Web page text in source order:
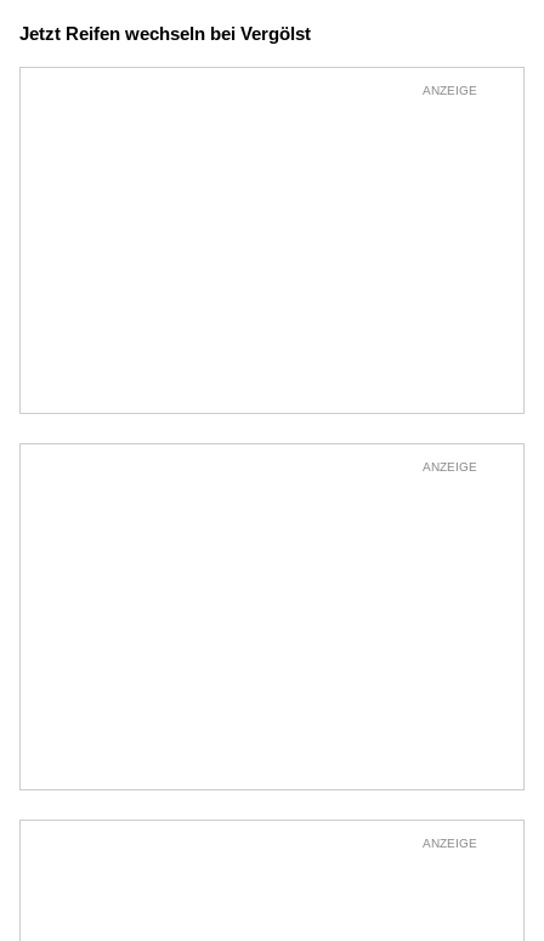
Jetzt Reifen wechseln bei Vergölst
ANZEIGE
ANZEIGE
ANZEIGE